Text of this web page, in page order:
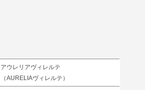
アウレリアヴィレルテ
（AURELIAヴィレルテ）